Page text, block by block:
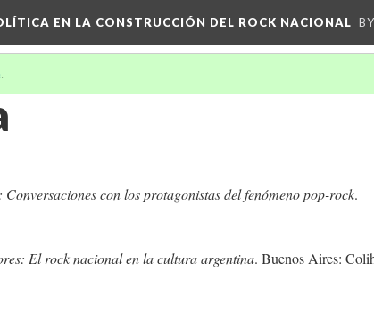
EN LA CONSTRUCCIÓN DEL ROCK NACIONAL
.
Conversaciones con los protagonistas del fenómeno pop-rock.
El rock nacional en la cultura argentina. Buenos Aires: